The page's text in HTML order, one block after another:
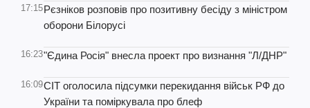
17:15Рєзніков розповів про позитивну бесіду з міністром
оборони Білорусі
16:23"Єдина Росія" внесла проект про визнання "Л/ДНР"
16:09CIT оголосила підсумки перекидання військ РФ до
України та поміркувала про блеф